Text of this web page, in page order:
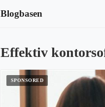
Blogbasen
Effektiv